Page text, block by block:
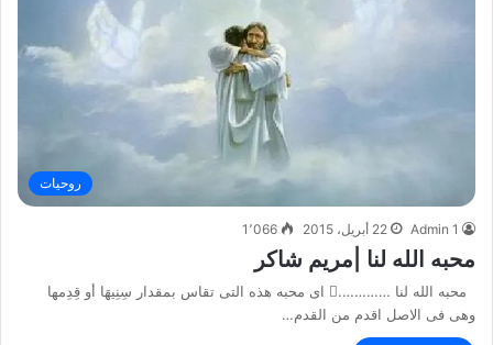
روحيات
Admin 1 22 أبريل، 2015 1٬066
محبه الله لنا |مريم شاكر
محبه الله لنا …………. اى محبه هذه التى تقاس بمقدار سِنِيهَا أو قِدِمها
وهى فى الاصل اقدم من القدم…